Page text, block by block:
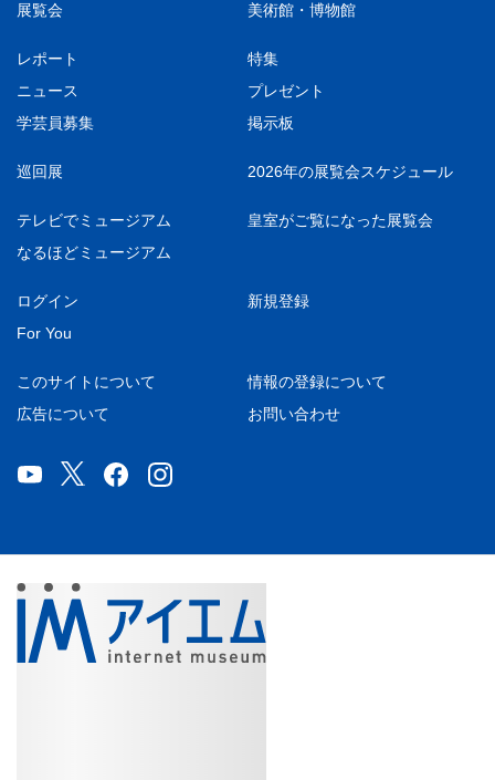
展覧会 美術館・博物館
レポート
特集
ニュース
プレゼント
学芸員募集
掲示板
巡回展 2026年の展覧会スケジュール
テレビでミュージアム
皇室がご覧になった展覧会
なるほどミュージアム
ログイン
新規登録
For You
このサイトについて
情報の登録について
広告について
お問い合わせ